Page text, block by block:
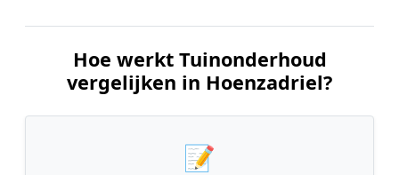
Hoe werkt Tuinonderhoud
vergelijken in Hoenzadriel?
📝